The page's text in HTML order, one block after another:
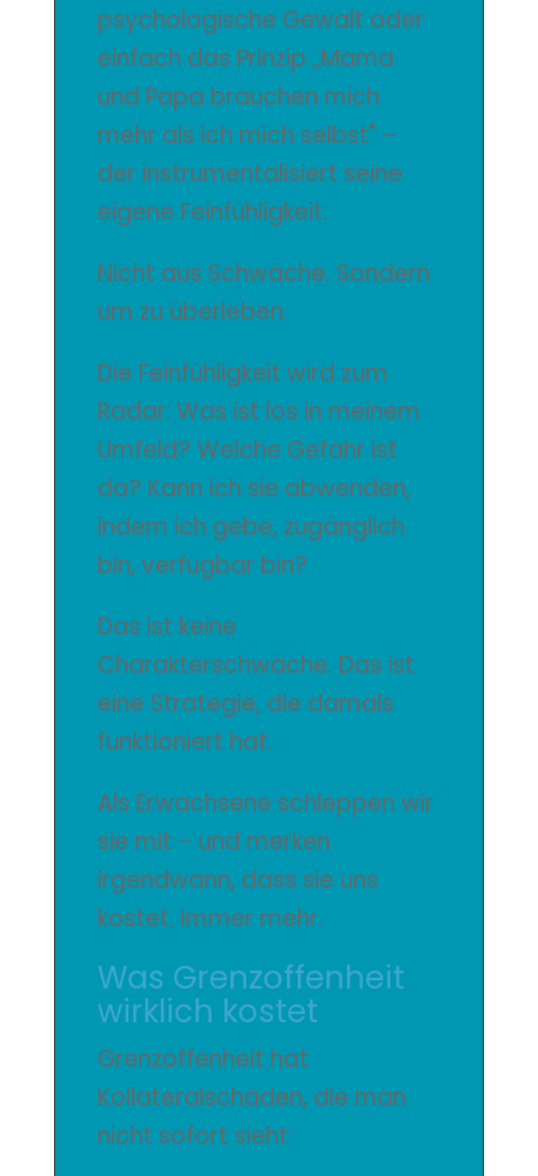
psychologische Gewalt oder
einfach das Prinzip „Mama
und Papa brauchen mich
mehr als ich mich selbst" –
der instrumentalisiert seine
eigene Feinfühligkeit.
Nicht aus Schwäche. Sondern
um zu überleben.
Die Feinfühligkeit wird zum
Radar: Was ist los in meinem
Umfeld? Welche Gefahr ist
da? Kann ich sie abwenden,
indem ich gebe, zugänglich
bin, verfügbar bin?
Das ist keine
Charakterschwäche. Das ist
eine Strategie, die damals
funktioniert hat.
Als Erwachsene schleppen wir
sie mit – und merken
irgendwann, dass sie uns
kostet. Immer mehr.
Was Grenzoffenheit
wirklich kostet
Grenzoffenheit hat
Kollateralschäden, die man
nicht sofort sieht: